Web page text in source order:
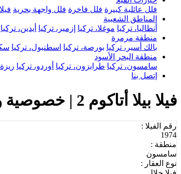
فلل عائلية كبيرة فلل فاخرة فلل واجهة بحرية
المناطق الشعبية
أنطاليا، تركيا موغلا، تركيا إزمير، تركيا أيدين، تركيا
منطقة مرمرة
بالك أسير، تركيا بورصة، تركيا اسطنبول، تركيا
منطقة البحر الأسود
سامسون، تركيا طرابزون، تركيا أوردو، تركيا
إتصل بنا
فيلا بيلا أتاكوم 2 | خصوصية وراحة كاملة على شاطئ البحر في سامسون
رقم الفيلا :
1974
منطقة :
سامسون
نوع العقار :